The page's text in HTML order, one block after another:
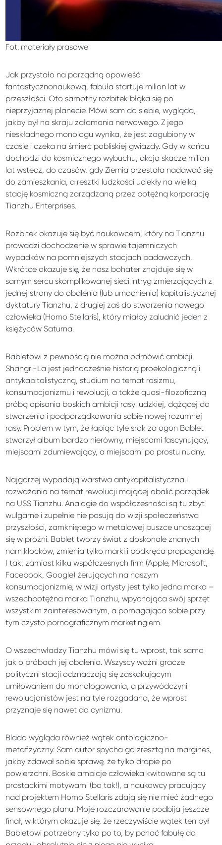
Fot. materiały prasowe
Jak przystało na porządną opowieść
fantastycznonaukową, fabuła startuje milion lat w
przeszłości. Oto samotny rozbitek błąka się po
nieprzyjaznej planecie. Mówi sam do siebie, wygląda,
jakby był na skraju załamania nerwowego. Z jego
nieskładnego monologu wynika, że jest zagubiony w
czasie i czeka na śmierć pobliskiej gwiazdy. Gdy w końcu
dochodzi do kosmicznego wybuchu, akcja skacze milion
lat wstecz, do czasów, gdy Ziemia przestała nadawać się
do zamieszkania, a resztki ludzkości uciekły na wielką
stację kosmiczną zarządzaną przez potężną korporację
Tianzhu Enterprises.
Rozbitek okazuje się być naukowcem, który na Tianzhu
prowadzi dochodzenie w sprawie tajemniczych
wypadków na pomniejszych stacjach badawczych.
Wkrótce okazuje się, że nasz bohater znajduje się w
samym sercu skomplikowanej sieci intryg zmierzających z
jednej strony do obalenia (lub umocnienia) kapitalistycznej
dyktatury Tianzhu, z drugiej zaś do stworzenia nowego
człowieka (Homo Stellaris), który miałby zaludnić jeden z
księżyców Saturna.
Babletowi z pewnością nie można odmówić ambicji.
Shangri-La jest jednocześnie historią proekologiczną i
antykapitalistyczną, studium na temat rasizmu,
konsumpcjonizmu i rewolucji, a także quasi-filozoficzną
próbą opisania boskich ambicji rasy ludzkiej, dążącej do
stworzenia i podporządkowania sobie nowej rozumnej
rasy. Problem w tym, że łapiąc tyle srok za ogon Bablet
stworzył album bardzo nierówny, miejscami fascynujący,
miejscami zdumiewający, a miejscami po prostu nudny.
Najgorzej wypadają warstwa antykapitalistyczna i
rozważania na temat rewolucji mającej obalić porządek
na USS Tianzhu. Analogie do współczesności są tu zbyt
wulgarne i zupełnie nie pasują do wizji społeczeństwa
przyszłości, zamkniętego w metalowej puszce unoszącej
się w próżni. Bablet tworzy świat z doskonale znanych
nam klocków, zmienia tylko marki i podkręca propagandę.
I tak, zamiast kilku współczesnych firm (Apple, Microsoft,
Facebook, Google) żerujących na naszym
konsumpcjonizmie, w wizji artysty jest tylko jedna marka –
wszechpotężna marka Tianzhu, wpychająca swój sprzęt
wszystkim zainteresowanym, a pomagająca sobie przy
tym czysto pornograficznym marketingiem.
O wszechwładzy Tianzhu mówi się tu wprost, tak samo
jak o próbach jej obalenia. Wszyscy ważni gracze
polityczni stacji odznaczają się zaskakującym
umiłowaniem do monologowania, a przywódczyni
rewolucjonistów jest na tyle rozgadana, że wprost
przyznaje się nawet do cynizmu.
Blado wygląda również wątek ontologiczno-
metafizyczny. Sam autor spycha go zresztą na margines,
jakby zdawał sobie sprawę, że tylko drapie po
powierzchni. Boskie ambicje człowieka kwitowane są tu
prostackimi motywami (bo tak!), a naukowcy pracujący
nad projektem Homo Stellaris zdają się nie mieć żadnego
sensownego planu. Moje rozczarowanie podbija jeszcze
finał, w którym okazuje się, że rzeczywiście wątek ten był
Babletowi potrzebny tylko po to, by pchać fabułę do